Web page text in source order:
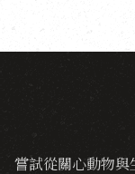
嘗試從關心動物